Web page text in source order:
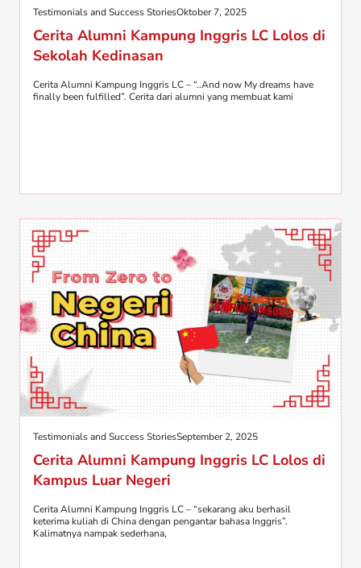
Testimonials and Success StoriesOktober 7, 2025
Cerita Alumni Kampung Inggris LC Lolos di
Sekolah Kedinasan
Cerita Alumni Kampung Inggris LC – “..And now My dreams have
finally been fulfilled”. Cerita dari alumni yang membuat kami
Testimonials and Success StoriesSeptember 2, 2025
Cerita Alumni Kampung Inggris LC Lolos di
Kampus Luar Negeri
Cerita Alumni Kampung Inggris LC – “sekarang aku berhasil
keterima kuliah di China dengan pengantar bahasa Inggris”.
Kalimatnya nampak sederhana,